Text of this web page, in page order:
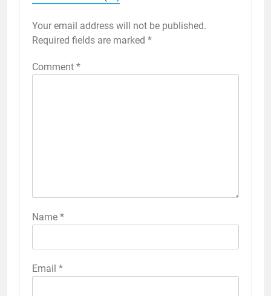
Your email address will not be published.
Required fields are marked *
Comment *
Name *
Email *